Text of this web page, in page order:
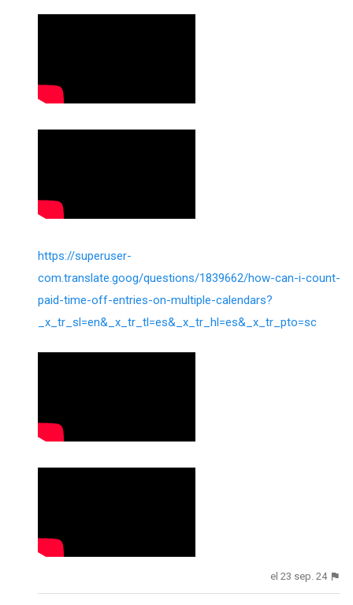
https://superuser-
com.translate.goog/questions/1839662/how-can-i-count-
paid-time-off-entries-on-multiple-calendars?
_x_tr_sl=en&_x_tr_tl=es&_x_tr_hl=es&_x_tr_pto=sc
el 23 sep. 24